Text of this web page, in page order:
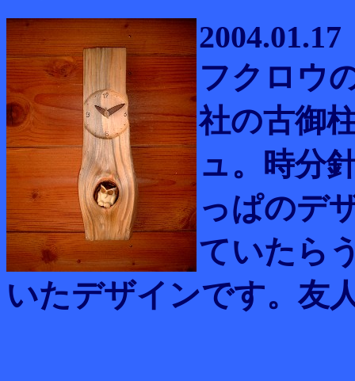
2004.01.17
フクロウ
社の古御
ュ。時分
っぱのデ
ていたら
いたデザインです。友